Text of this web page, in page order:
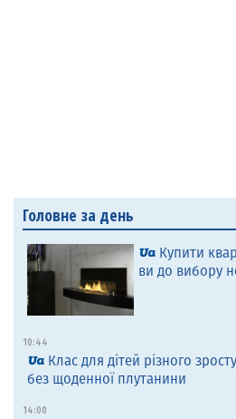
Головне за день
Купити
ви до вибору
10:44
Клас для дітей різного
без щоденної плутанини
14:00